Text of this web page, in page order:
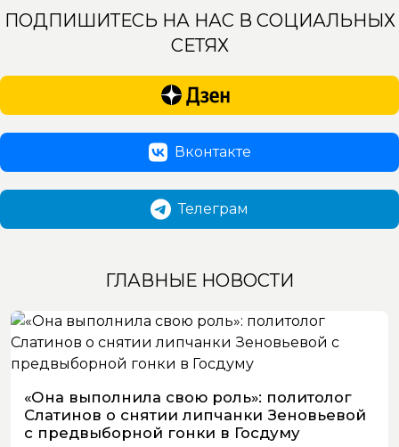
ПОДПИШИТЕСЬ НА НАС В СОЦИАЛЬНЫХ
СЕТЯХ
Вконтакте
Телеграм
ГЛАВНЫЕ НОВОСТИ
«Она выполнила свою роль»: политолог
Слатинов о снятии липчанки Зеновьевой
с предвыборной гонки в Госдуму